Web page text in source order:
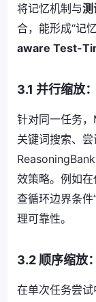
将记忆机制与测
合，能形成“记
aware Test-
3.1 并行缩放
针对同一任务
关键词搜索、
效策略。例如
查循环边界条
理可靠性。
3.2 顺序缩放
在单次任务尝